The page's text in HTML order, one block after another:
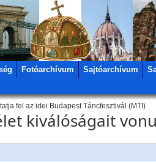
Fotóarchívum Sajtóarchívum
fel az idei Budapest Táncfesztivál (MTI)
kiválóságait